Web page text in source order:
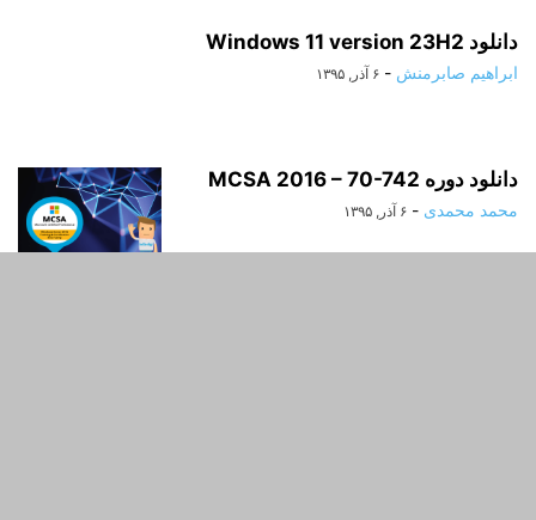
دانلود Windows 11 version 23H2
ابراهیم صابرمنش - ۶ آذر, ۱۳۹۵
دانلود دوره MCSA 2016 – 70-742
محمد محمدی - ۶ آذر, ۱۳۹۵